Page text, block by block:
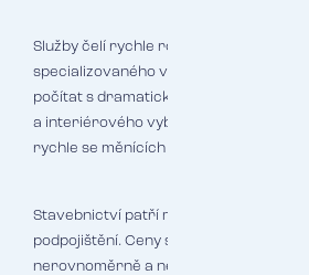
Služby čelí rychle rostoucím cenám IT
specializovaného vybavení.
počítat s dramatickým nárůstem cen
a interiérového vybavení. Maloobchod
rychle se měnících zásob zboží.
Stavebnictví patří mezi nejrizikovější
podpojištění. Ceny stavebních
nerovnoměrně a nepředvídatelně.